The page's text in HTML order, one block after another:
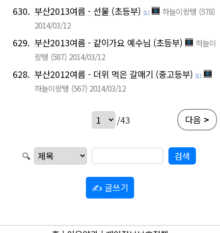
630. 부산2013여름 - 선물 (초등부) [1] 하늘이랑탱 (578)
2014/03/12
629. 부산2013여름 - 같이가요 예수님 (초등부)
하늘이
랑탱 (587) 2014/03/12
628. 부산2012여름 - 더위 먹은 갈매기 (중고등부) [1]
하늘이랑탱 (567) 2014/03/12
/43 다음 >
🔍
✍ 글쓰기